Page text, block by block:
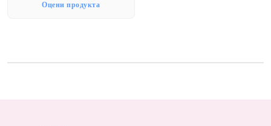
Оцени продукта